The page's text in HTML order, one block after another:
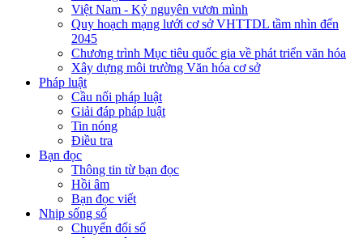
Việt Nam - Kỷ nguyên vươn mình
Quy hoạch mạng lưới cơ sở VHTTDL tầm nhìn đến
2045
Chương trình Mục tiêu quốc gia về phát triển văn hóa
Xây dựng môi trường Văn hóa cơ sở
Pháp luật
Cầu nối pháp luật
Giải đáp pháp luật
Tin nóng
Điều tra
Bạn đọc
Thông tin từ bạn đọc
Hồi âm
Bạn đọc viết
Nhịp sống số
Chuyển đổi số